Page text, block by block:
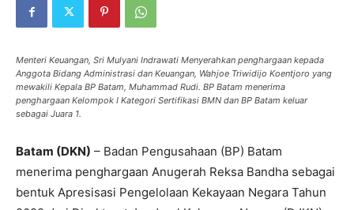
Menteri Keuangan, Sri Mulyani Indrawati Menyerahkan penghargaan kepada
Anggota Bidang Administrasi dan Keuangan, Wahjoe Triwidijo Koentjoro yang
mewakili Kepala BP Batam, Muhammad Rudi. BP Batam menerima
penghargaan Kelompok I Kategori Sertifikasi BMN dan BP Batam keluar
sebagai Juara 1.
Batam (DKN) – Badan Pengusahaan (BP) Batam
menerima penghargaan Anugerah Reksa Bandha sebagai
bentuk Apresisasi Pengelolaan Kekayaan Negara Tahun